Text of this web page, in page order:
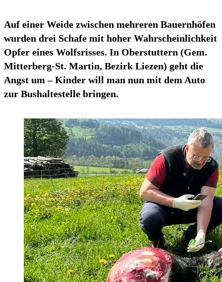
Auf einer Weide zwischen mehreren Bauernhöfen
wurden drei Schafe mit hoher Wahrscheinlichkeit
Opfer eines Wolfsrisses. In Oberstuttern (Gem.
Mitterberg-St. Martin, Bezirk Liezen) geht die
Angst um – Kinder will man nun mit dem Auto
zur Bushaltestelle bringen.